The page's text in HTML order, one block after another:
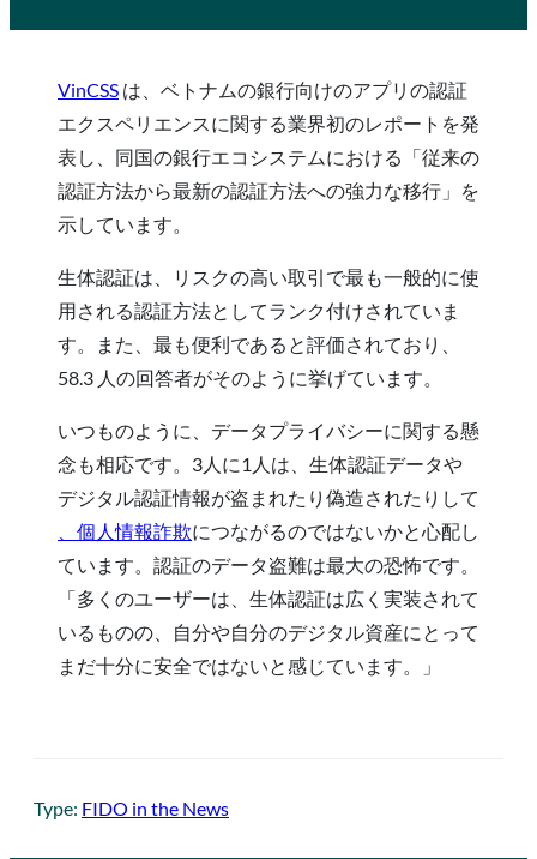
VinCSS は、ベトナムの銀行向けのアプリの認証
エクスペリエンスに関する業界初のレポートを発
表し、同国の銀行エコシステムにおける「従来の
認証方法から最新の認証方法への強力な移行」を
示しています。
生体認証は、リスクの高い取引で最も一般的に使
用される認証方法としてランク付けされていま
す。また、最も便利であると評価されており、
58.3 人の回答者がそのように挙げています。
いつものように、データプライバシーに関する懸
念も相応です。3人に1人は、生体認証データや
デジタル認証情報が盗まれたり偽造されたりして
、個人情報詐欺につながるのではないかと心配し
ています。認証のデータ盗難は最大の恐怖です。
「多くのユーザーは、生体認証は広く実装されて
いるものの、自分や自分のデジタル資産にとって
まだ十分に安全ではないと感じています。」
Type: FIDO in the News